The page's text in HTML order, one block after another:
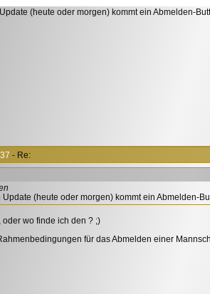
(heute oder morgen) kommt ein Abmelden-
- Re:
Update (heute oder morgen) kommt ein Abmelden-
oder wo finde ich den ? ;)
für das Abmelden einer